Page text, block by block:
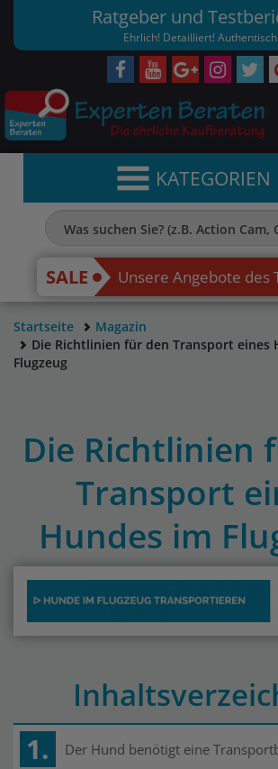
Ratgeber und
Ehrlich! Detailliert! Authentisch!
KATEGORIEN
SALE Unsere Angebote des
Startseite
Magazin
Die Richtlinien für den Transport eines
Flugzeug
Die Richtlinien
Transport
Hundes im
1. Der Hund benötigt eine